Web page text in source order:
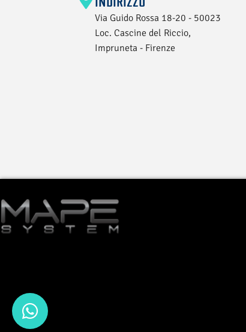
Via Guido Rossa 18-20 - 50023
Loc. Cascine del Riccio,
Impruneta - Firenze